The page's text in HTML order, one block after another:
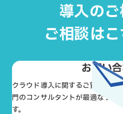
導入のご
ご相談は
お問い
クラウド導入に関するご質問やお
門のコンサルタントが最適なソリ
す。